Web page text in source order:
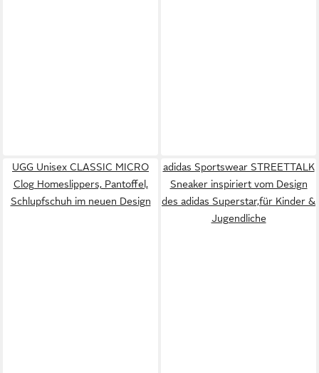
UGG Unisex CLASSIC MICRO
Clog Homeslippers, Pantoffel,
Schlupfschuh im neuen Design
adidas Sportswear STREETTALK
Sneaker inspiriert vom Design
des adidas Superstar,für Kinder &
Jugendliche